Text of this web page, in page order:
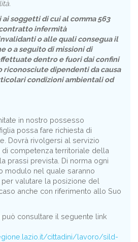
ai soggetti di cui al comma 563
infermità
o alle quali consegua il
o a seguito di missioni di
dentro e fuori dai confini
riconosciute dipendenti da causa
condizioni ambientali od
in nostro possesso
possa fare richiesta di
Dovrà rivolgersi al servizio
competenza territoriale della
prassi prevista. Di norma ogni
modulo nel quale saranno
valutare la posizione del
anche con riferimento allo Suo
consultare il seguente link
cittadini/lavoro/sild-